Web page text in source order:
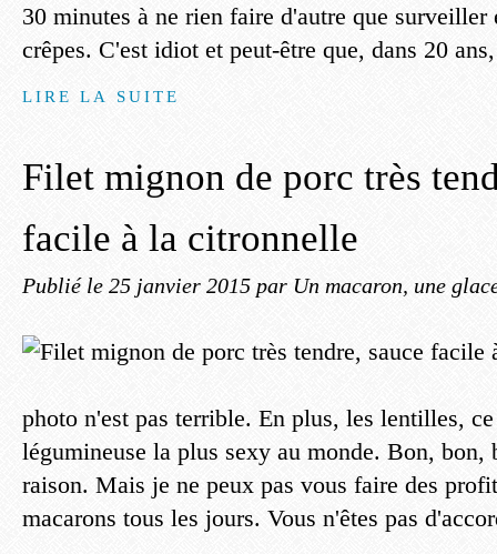
30 minutes à ne rien faire d'autre que surveiller
crêpes. C'est idiot et peut-être que, dans 20
LIRE LA SUITE
Filet mignon de porc très
facile à la citronnelle
Publié le 25 janvier 2015 par Un macaron, une
photo n'est pas terrible. En plus, les lentilles,
légumineuse la plus sexy au monde. Bon, bon,
raison. Mais je ne peux pas vous faire des
macarons tous les jours. Vous n'êtes pas